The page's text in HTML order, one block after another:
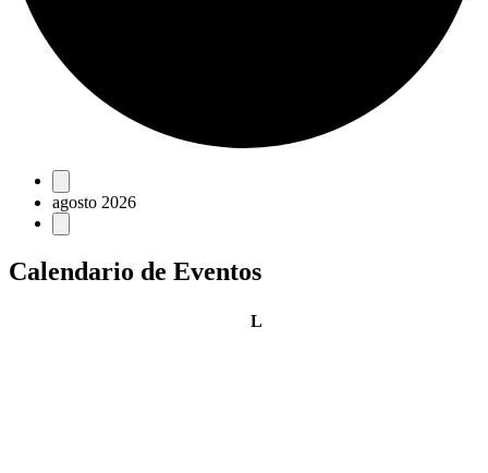
Eventos
agosto 2026
Calendario de Eventos
Llunes